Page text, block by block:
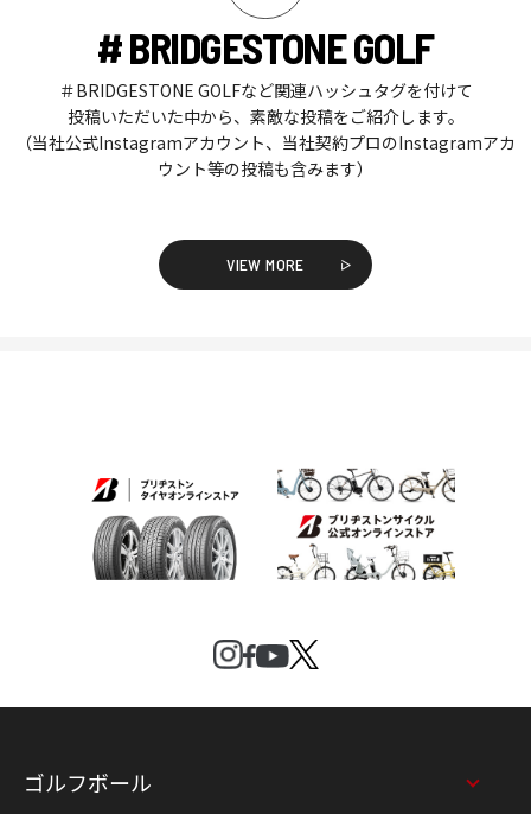
# BRIDGESTONE GOLF
＃BRIDGESTONE GOLFなど関連ハッシュタグを付けて
投稿いただいた中から、素敵な投稿をご紹介します。
（当社公式Instagramアカウント、当社契約プロのInstagramアカ
ウント等の投稿も含みます）
VIEW MORE
ゴルフボール